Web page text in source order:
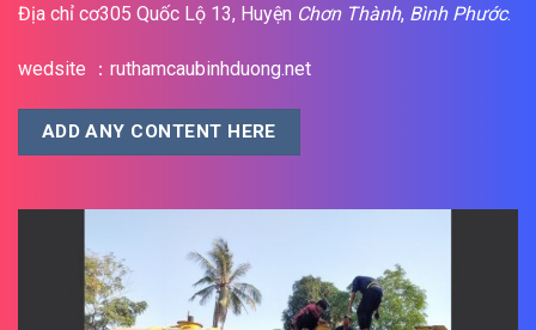
Địa chỉ cơ305 Quốc Lộ 13, Huyện Chơn Thành, Bình Phước.
wedsite ：ruthamcaubinhduong.net
ADD ANY CONTENT HERE